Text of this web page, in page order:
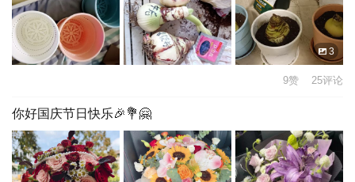
3
9赞 25评论
你好国庆节日快乐🎉💐🤗